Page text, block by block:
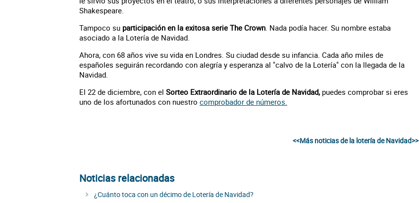
Shakespeare.
Tampoco su participación en la exitosa serie The Crown. Nada podía hacer. Su nombre estaba
asociado a la Lotería de Navidad.
Ahora, con 68 años vive su vida en Londres. Su ciudad desde su infancia. Cada año miles de
españoles seguirán recordando con alegría y esperanza al "calvo de la Lotería" con la llegada de la
Navidad.
El 22 de diciembre, con el Sorteo Extraordinario de la Lotería de Navidad, puedes comprobar si eres
uno de los afortunados con nuestro comprobador de números.
<<Más noticias de la lotería de Navidad>>
Noticias relacionadas
¿Cuánto toca con un décimo de Lotería de Navidad?